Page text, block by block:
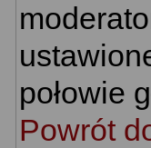
połowie
Powrót